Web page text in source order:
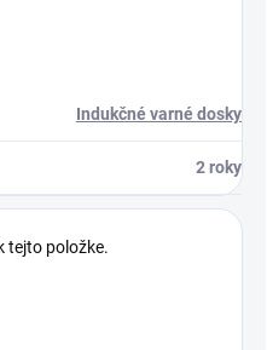
Indukčné varné dosky
2 roky
tejto položke.